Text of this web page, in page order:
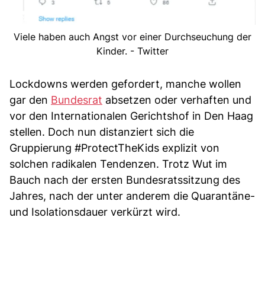
Viele haben auch Angst vor einer Durchseuchung der
Kinder. - Twitter
Lockdowns werden gefordert, manche wollen
gar den Bundesrat absetzen oder verhaften und
vor den Internationalen Gerichtshof in Den Haag
stellen. Doch nun distanziert sich die
Gruppierung #ProtectTheKids explizit von
solchen radikalen Tendenzen. Trotz Wut im
Bauch nach der ersten Bundesratssitzung des
Jahres, nach der unter anderem die Quarantäne-
und Isolationsdauer verkürzt wird.